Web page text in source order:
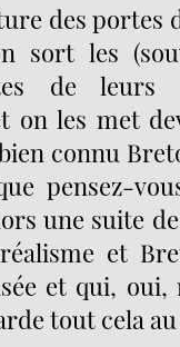
des
sort les
de
on les met
connu
pensez-
une suite
et
et qui, oui,
tout cela